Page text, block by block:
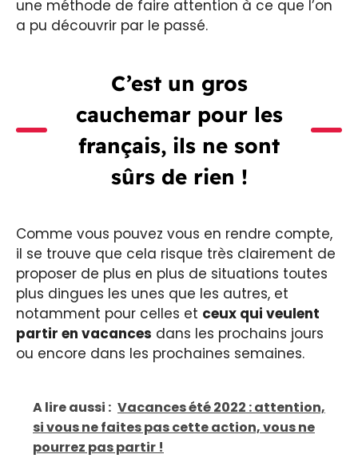
une méthode de faire attention à ce que l’on
a pu découvrir par le passé.
C’est un gros
cauchemar pour les
français, ils ne sont
sûrs de rien !
Comme vous pouvez vous en rendre compte,
il se trouve que cela risque très clairement de
proposer de plus en plus de situations toutes
plus dingues les unes que les autres, et
notamment pour celles et ceux qui veulent
partir en vacances dans les prochains jours
ou encore dans les prochaines semaines.
A lire aussi : Vacances été 2022 : attention,
si vous ne faites pas cette action, vous ne
pourrez pas partir !